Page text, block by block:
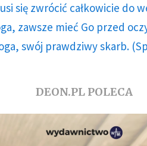
się zwrócić całkowicie do
zawsze mieć Go przed
swój prawdziwy skarb.
DEON.PL POLECA